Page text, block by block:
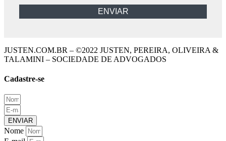
JUSTEN.COM.BR – ©2022 JUSTEN, PEREIRA, OLIVEIRA &
TALAMINI – SOCIEDADE DE ADVOGADOS
Cadastre-se
ENVIAR
Nome